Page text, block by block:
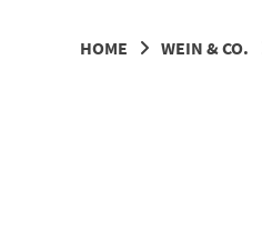
HOME WEIN & CO.